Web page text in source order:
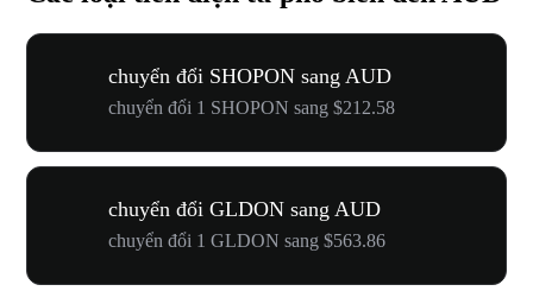
chuyển đổi SHOPON sang AUD
chuyển đổi 1 SHOPON sang $212.58
chuyển đổi GLDON sang AUD
chuyển đổi 1 GLDON sang $563.86